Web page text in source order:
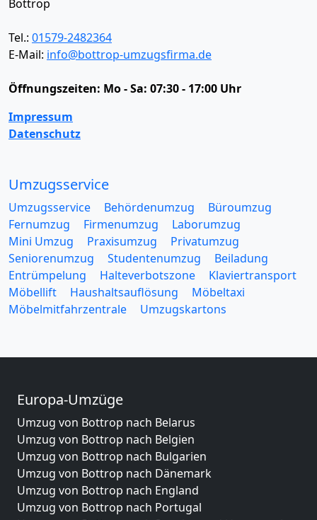
Bottrop
Tel.: 01579-2482364
E-Mail: info@bottrop-umzugsfirma.de
Öffnungszeiten: Mo - Sa: 07:30 - 17:00 Uhr
Impressum
Datenschutz
Umzugsservice
Umzugsservice Behördenumzug
Büroumzug
Fernumzug
Firmenumzug
Laborumzug
Mini Umzug
Praxisumzug
Privatumzug
Seniorenumzug
Studentenumzug
Beiladung
Entrümpelung
Halteverbotszone
Klaviertransport
Möbellift
Haushaltsauflösung
Möbeltaxi
Möbelmitfahrzentrale
Umzugskartons
Europa-Umzüge
Umzug von Bottrop nach Belarus
Umzug von Bottrop nach Belgien
Umzug von Bottrop nach Bulgarien
Umzug von Bottrop nach Dänemark
Umzug von Bottrop nach England
Umzug von Bottrop nach Portugal